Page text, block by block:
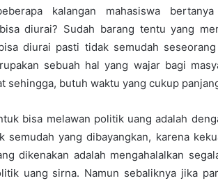
kalangan mahasiswa
diurai? Sudah barang tentu yang
diurai pasti tidak semudah
sebuah hal yang wajar bagi
sehingga, butuh waktu yang cukup
bisa melawan politik uang adalah
semudah yang dibayangkan, karena
dikenakan adalah mengahalalkan
uang sirna. Namun sebaliknya jika